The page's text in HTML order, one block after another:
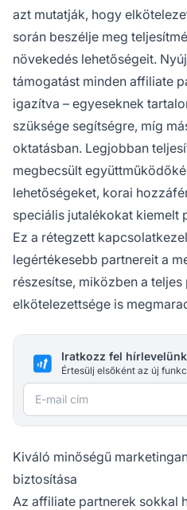
azt mutatják, hogy
során beszélje meg
növekedés lehetőségeit.
támogatást minden affiliate
igazítva – egyeseknek
szüksége segítségre, míg
oktatásban. Legjobban
megbecsült
lehetőségeket, korai
speciális jutalékokat
Ez a rétegzett
legértékesebb partnereit a
részesítse, miközben a
elkötelezettsége is
Iratkozz fel
Értesülj elsőként az új
E-mail cím
Kiváló minőségű
biztosítása
Az affiliate partnerek sokkal